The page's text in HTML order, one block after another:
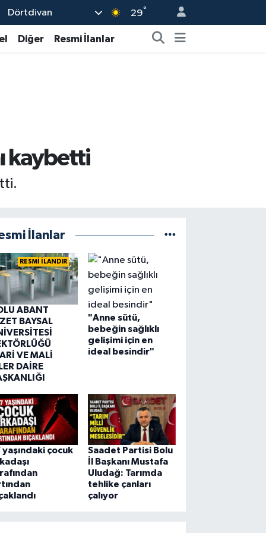
Dörtdivan 29°
Diğer Resmi İlanlar
kaybetti
İlanlar
RESMİ İLANDIR
ABANT
BAYSAL
VE MALİ
DAİRE
"Anne sütü,
bebeğin sağlıklı
gelişimi için en
ideal besindir"
yaşındaki çocuk
Saadet Partisi Bolu
İl Başkanı Mustafa
Uludağ: Tarımda
tehlike çanları
çalıyor